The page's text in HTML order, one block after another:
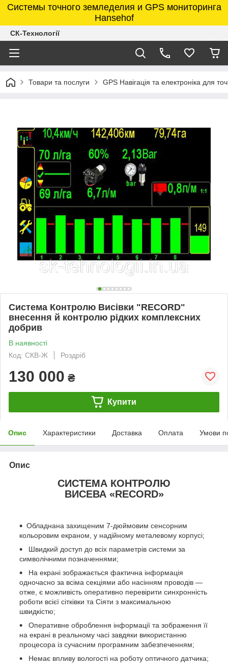
Системы точного земледелия и GPS мониторинга
Hansehof
СК-Технології
Товари та послуги GPS Навігація та електроніка для
Система Контролю Висівки "RECORD"
внесення й контролю рідких комплексних
добрив
В наявності
Код: СКВ-Ж
Роздріб
130 000 ₴
Купити
Опис Характеристики Доставка Оплата Умови
Опис
СИСТЕМА КОНТРОЛЮ
ВИСЕВА«RECORD»
Обладнана захищеним 7-дюймовим сенсорним
кольоровим екраном, у надійному металевому корпусі;
Швидкий доступ до всіх параметрів системи за
символічними позначеннями;
На екрані зображається фактична інформація
одночасно за всіма секціями або насінням проводів —
отже, є можливість оперативно перевірити синхронність
роботи всієї сітківки та Сіяти з максимальною
швидкістю;
Оперативне оброблення інформації та зображення її
на екрані в реальному часі завдяки використанню
процесора із сучасним програмним забезпеченням;
Немає впливу вологості на роботу оптичного датчика;